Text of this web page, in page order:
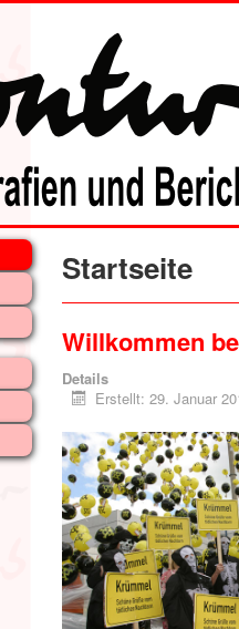
Startseite
Willkommen
Details
Erstellt: 29. Januar